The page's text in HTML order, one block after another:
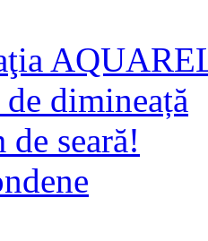
de dimineață
de seară!